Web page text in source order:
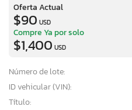
Oferta Actual
$90 USD
Compre Ya por solo
$1,400 USD
Número de lote:
ID vehicular (VIN):
Título: